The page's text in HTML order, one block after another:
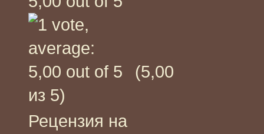
(5,00
из 5)
Рецензия на